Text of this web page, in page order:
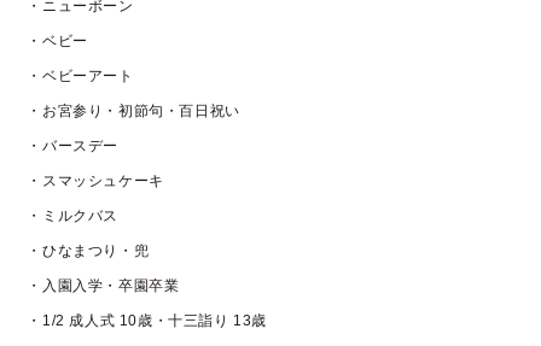
・ニューボーン
・ベビー
・ベビーアート
・お宮参り・初節句・百日祝い
・バースデー
・スマッシュケーキ
・ミルクバス
・ひなまつり・兜
・入園入学・卒園卒業
・1/2 成人式 10歳・十三詣り 13歳